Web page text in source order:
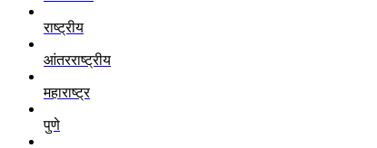
राष्ट्रीय
आंतरराष्ट्रीय
महाराष्ट्र
पुणे